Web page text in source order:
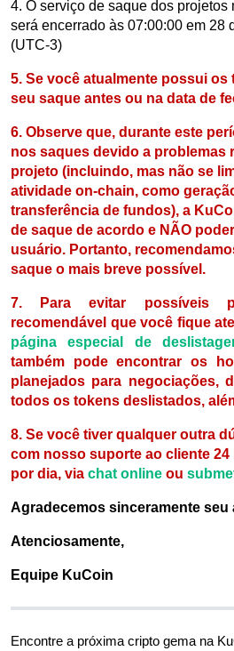
4. O serviço de saque dos projetos
será encerrado às 07:00:00 em 28
(UTC-3)
5. Se você atualmente possui os
seu saque antes ou na data de
6. Observe que, durante este
nos saques devido a problemas
projeto (incluindo, mas não se
atividade on-chain, como
transferência de fundos), a
de saque de acordo e NÃO
usuário. Portanto,
saque o mais breve possível.
7. Para evitar possíveis
recomendável que você fique
página especial de
também pode encontrar os
planejados para negociações,
todos os tokens deslistados,
8. Se você tiver qualquer outra
com nosso suporte ao cliente
por dia, via chat online ou
Agradecemos sinceramente seu
Atenciosamente,
Equipe KuCoin
Encontre a próxima cripto gema na